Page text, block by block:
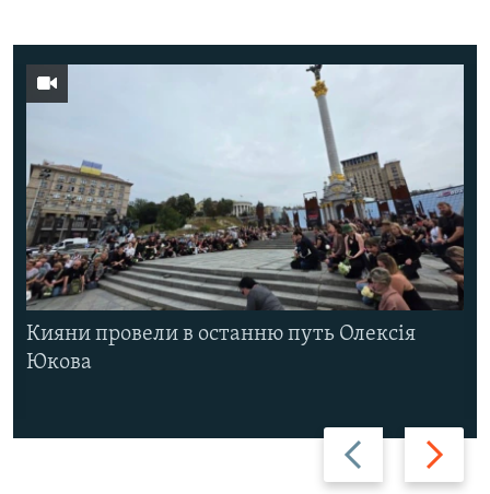
Назад Вперед
Кияни провели в останню путь Олексія
Юкова